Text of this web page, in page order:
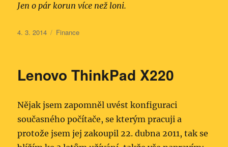
Jen o pár korun více než loni.
Publikováno:
4. 3. 2014 Rubriky:
Finance
Lenovo ThinkPad X220
Nějak jsem zapomněl uvést konfiguraci
současného počítače, se kterým pracuji a
protože jsem jej zakoupil 22. dubna 2011, tak se